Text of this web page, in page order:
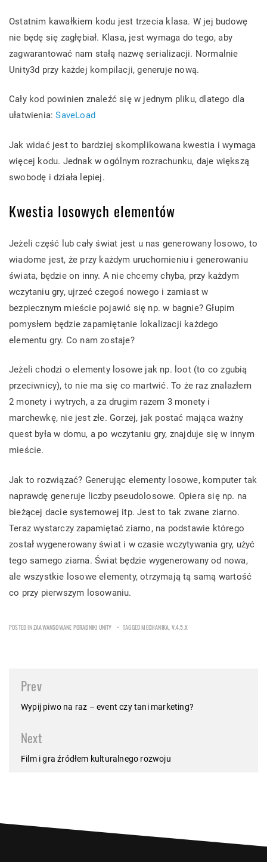
Ostatnim kawałkiem kodu jest trzecia klasa. W jej budowę
nie będę się zagłębiał. Klasa, jest wymaga do tego, aby
zagwarantować nam stałą nazwę serializacji. Normalnie
Unity3d przy każdej kompilacji, generuje nową.
Cały kod powinien znaleźć się w jednym pliku, dlatego dla
ułatwienia:SaveLoad
Jak widać jest to bardziej skomplikowana kwestia i wymaga
więcej kodu. Jednak w ogólnym rozrachunku, daje większą
swobodę i działa lepiej.
Kwestia losowych elementów
Jeżeli część lub cały świat jest u nas generowany losowo, to
wiadome jest, że przy każdym uruchomieniu i generowaniu
świata, będzie on inny. A nie chcemy chyba, przy każdym
wczytaniu gry, ujrzeć czegoś nowego i zamiast w
bezpiecznym mieście pojawić się np. w bagnie? Głupim
pomysłem będzie zapamiętanie lokalizacji każdego
elementu gry. Co nam zostaje?
Jeżeli chodzi o elementy losowe jak np. loot (to co zgubią
przeciwnicy), to nie ma się co martwić. To że raz znalazłem
2 monety i wytrych, a za drugim razem 3 monety i
marchewkę, nie jest złe. Gorzej, jak postać mająca ważny
quest była w domu, a po wczytaniu gry, znajduje się w innym
mieście.
Jak to rozwiązać? Generując elementy losowe, komputer tak
naprawdę generuje liczby pseudolosowe. Opiera się np. na
bieżącej dacie systemowej itp. Jest to tak zwane ziarno.
Teraz wystarczy zapamiętać ziarno, na podstawie którego
został wygenerowany świat i w czasie wczytywania gry, użyć
tego samego ziarna. Świat będzie wygenerowany od nowa,
ale wszystkie losowe elementy, otrzymają tą samą wartość
co przy pierwszym losowaniu.
POSTED INZAAWANSOWANE PORADNIKI UNITY TAGGEDMECHANIKA V.4.5.X
Post
navigation
Prev
Wypij piwo na raz – event czy tani marketing?
Next
Film i gra źródłem kulturalnego rozwoju